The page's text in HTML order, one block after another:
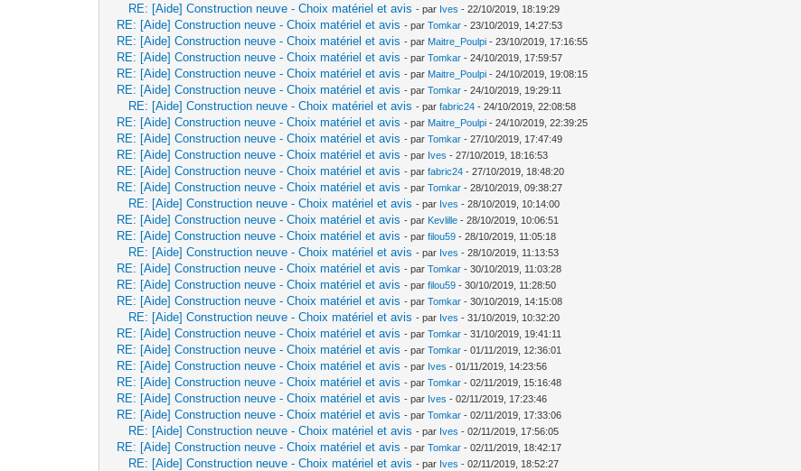
RE: [Aide] Construction neuve - Choix matériel et avis - par Ives - 22/10/2019, 18:19:29
RE: [Aide] Construction neuve - Choix matériel et avis - parTomkar - 23/10/2019, 14:27:53
RE: [Aide] Construction neuve - Choix matériel et avis - par Maitre_Poulpi - 23/10/2019, 17:16:55
RE: [Aide] Construction neuve - Choix matériel et avis - parTomkar - 24/10/2019, 17:59:57
RE: [Aide] Construction neuve - Choix matériel et avis - par Maitre_Poulpi - 24/10/2019, 19:08:15
RE: [Aide] Construction neuve - Choix matériel et avis - parTomkar - 24/10/2019, 19:29:11
RE: [Aide] Construction neuve - Choix matériel et avis - parfabric24 - 24/10/2019, 22:08:58
RE: [Aide] Construction neuve - Choix matériel et avis - par Maitre_Poulpi - 24/10/2019, 22:39:25
RE: [Aide] Construction neuve - Choix matériel et avis - parTomkar - 27/10/2019, 17:47:49
RE: [Aide] Construction neuve - Choix matériel et avis - par Ives - 27/10/2019, 18:16:53
RE: [Aide] Construction neuve - Choix matériel et avis - parfabric24 - 27/10/2019, 18:48:20
RE: [Aide] Construction neuve - Choix matériel et avis - parTomkar - 28/10/2019, 09:38:27
RE: [Aide] Construction neuve - Choix matériel et avis - par Ives - 28/10/2019, 10:14:00
RE: [Aide] Construction neuve - Choix matériel et avis - par Kevlille - 28/10/2019, 10:06:51
RE: [Aide] Construction neuve - Choix matériel et avis - parfilou59 - 28/10/2019, 11:05:18
RE: [Aide] Construction neuve - Choix matériel et avis - par Ives - 28/10/2019, 11:13:53
RE: [Aide] Construction neuve - Choix matériel et avis - parTomkar - 30/10/2019, 11:03:28
RE: [Aide] Construction neuve - Choix matériel et avis - parfilou59 - 30/10/2019, 11:28:50
RE: [Aide] Construction neuve - Choix matériel et avis - parTomkar - 30/10/2019, 14:15:08
RE: [Aide] Construction neuve - Choix matériel et avis - par Ives - 31/10/2019, 10:32:20
RE: [Aide] Construction neuve - Choix matériel et avis - parTomkar - 31/10/2019, 19:41:11
RE: [Aide] Construction neuve - Choix matériel et avis - parTomkar - 01/11/2019, 12:36:01
RE: [Aide] Construction neuve - Choix matériel et avis - par Ives - 01/11/2019, 14:23:56
RE: [Aide] Construction neuve - Choix matériel et avis - parTomkar - 02/11/2019, 15:16:48
RE: [Aide] Construction neuve - Choix matériel et avis - par Ives - 02/11/2019, 17:23:46
RE: [Aide] Construction neuve - Choix matériel et avis - parTomkar - 02/11/2019, 17:33:06
RE: [Aide] Construction neuve - Choix matériel et avis - par Ives - 02/11/2019, 17:56:05
RE: [Aide] Construction neuve - Choix matériel et avis - parTomkar - 02/11/2019, 18:42:17
RE: [Aide] Construction neuve - Choix matériel et avis - par Ives - 02/11/2019, 18:52:27